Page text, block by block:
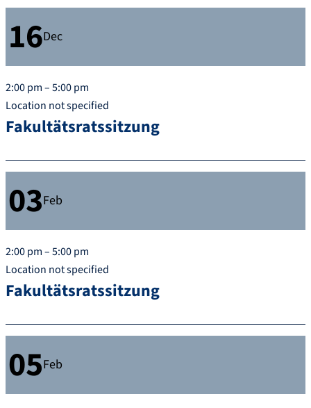
16Dec
2:00 pm – 5:00 pm
Fakultätsratssitzung
Location not specified
03Feb
2:00 pm – 5:00 pm
Fakultätsratssitzung
Location not specified
05Feb